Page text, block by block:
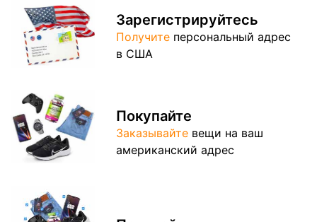
Зарегистрируйтесь
Получите персональный адрес
в США
Покупайте
Заказывайте вещи на ваш
американский адрес